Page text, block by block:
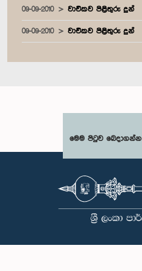
09-09-2010 වාචිකව පිළිතුරු දුන්
09-09-2010 වාචිකව පිළිතුරු දුන්
මෙම පිටුව බෙදාගන්න